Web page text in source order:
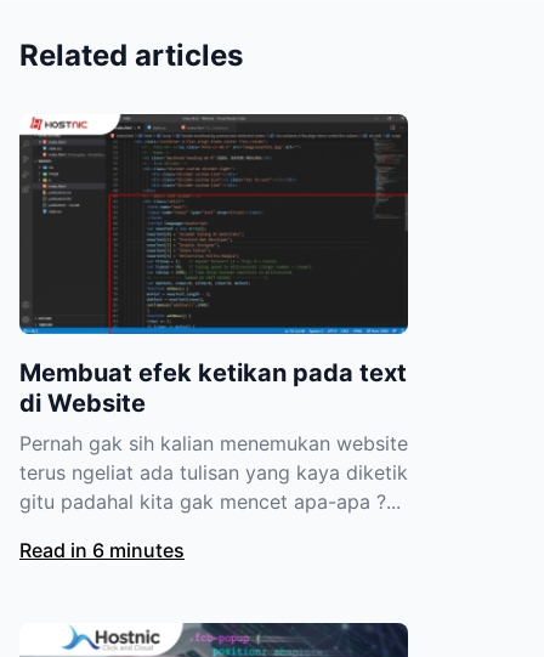
Related articles
Membuat efek ketikan pada text
di Website
Pernah gak sih kalian menemukan website
terus ngeliat ada tulisan yang kaya diketik
gitu padahal kita gak mencet apa-apa ?...
Read in 6 minutes